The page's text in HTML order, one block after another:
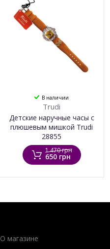
В наличии
Trudi
Детские наручные часы с
плюшевым мишкой Trudi
28855
1 470 грн
650 грн
О магазине